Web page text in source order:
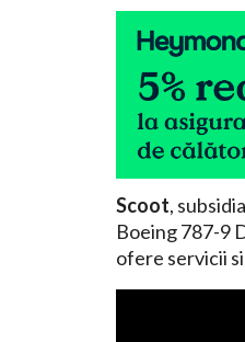
Scoot,
Boeing 787-9
ofere servicii